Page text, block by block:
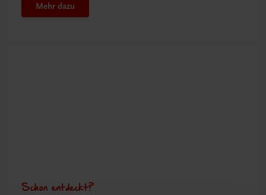
Mehr dazu
Schon entdeckt?